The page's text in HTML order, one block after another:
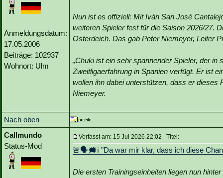
Anmeldungsdatum:
17.05.2006
Beiträge: 102937
Wohnort: Ulm
Nun ist es offiziell: Mit Iván San José
weiteren Spieler fest für die Saison 2026/27.
Osterdeich. Das gab Peter Niemeyer, Leiter
„Chuki ist ein sehr spannender Spieler, der
Zweitligaerfahrung in Spanien verfügt. Er ist
wollen ihn dabei unterstützen, dass er dieses
Niemeyer.
Nach oben
Callmundo
Status-Mod
Verfasst am: 15 Jul 2026 22:02 Titel:
🚨🗣🗯️ℹ️ "Da war mir klar, dass ich diese
Die ersten Trainingseinheiten liegen nun